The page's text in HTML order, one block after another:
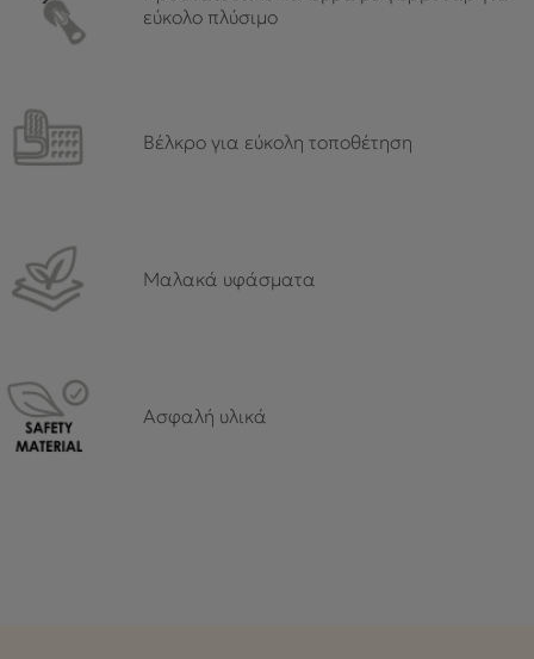
εύκολο πλύσιμο
Βέλκρο για εύκολη τοποθέτηση
Μαλακά υφάσματα
Ασφαλή υλικά